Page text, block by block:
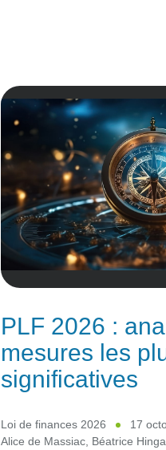
PLF 2026 :
mesures les
significatives
Loi de finances 2026
17
Alice de Massiac, Béatrice